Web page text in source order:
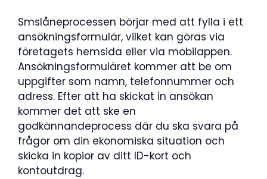
Smslåneprocessen börjar med att fylla i ett
ansökningsformulär, vilket kan göras via
företagets hemsida eller via mobilappen.
Ansökningsformuläret kommer att be om
uppgifter som namn, telefonnummer och
adress. Efter att ha skickat in ansökan
kommer det att ske en
godkännandeprocess där du ska svara på
frågor om din ekonomiska situation och
skicka in kopior av ditt ID-kort och
kontoutdrag.